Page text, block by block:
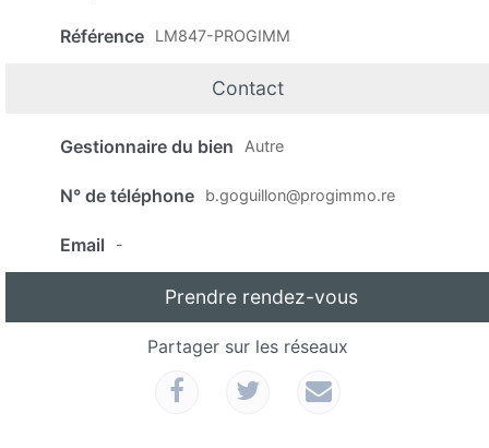
Référence LM847-PROGIMM
Contact
Gestionnaire du bien Autre
N° de téléphone b.goguillon@progimmo.re
Email -
Prendre rendez-vous
Partager sur les réseaux